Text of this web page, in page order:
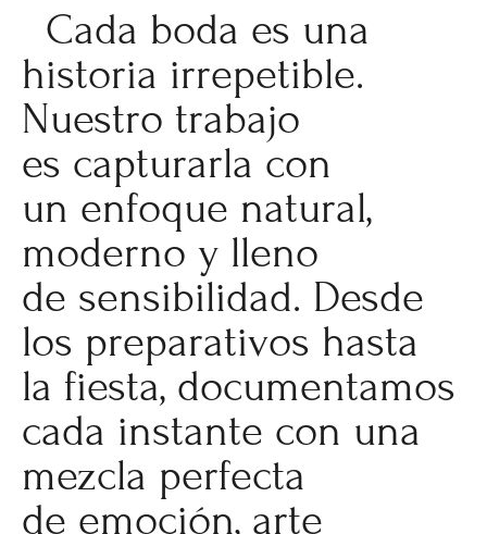
Cada boda es una
historia irrepetible.
Nuestro trabajo
es capturarla con
un enfoque natural,
moderno y lleno
de sensibilidad. Desde
los preparativos hasta
la fiesta, documentamos
cada instante con una
mezcla perfecta
de emoción, arte